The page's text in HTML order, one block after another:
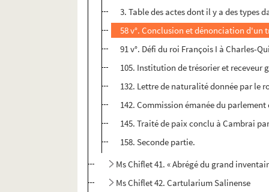
3. Table des actes dont il y a des types
58 v°. Conclusion et dénonciation d'un
91 v°. Défi du roi François I à Charles-
105. Institution de trésorier et receveur
132. Lettre de naturalité donnée par le
142. Commission émanée du
145. Traité de paix conclu à Cambrai
158. Seconde partie.
Ms Chiflet 41. « Abrégé du grand
Ms Chiflet 42. Cartularium Salinense